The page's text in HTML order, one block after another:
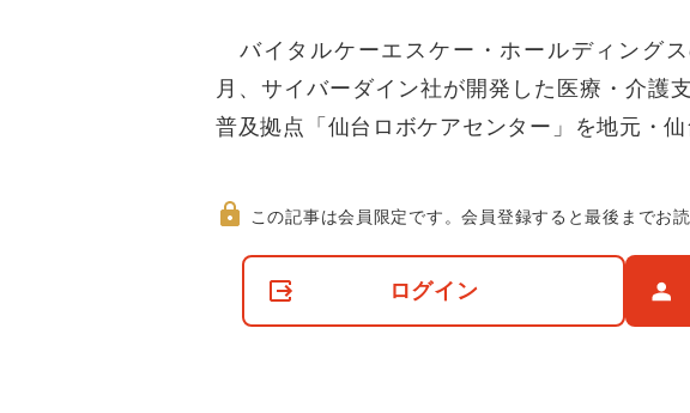
バイタルケーエスケー・ホールディング
月、サイバーダイン社が開発した医療・介護
普及拠点「仙台ロボケアセンター」を地元・
この記事は会員限定です。会員登録すると最後までお
ログイン